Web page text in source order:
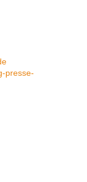
presse-